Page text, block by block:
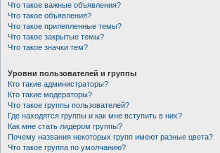
Что такое важные объявления?
Что такое объявления?
Что такое прилепленные темы?
Что такое закрытые темы?
Что такое значки тем?
Уровни пользователей и группы
Кто такие администраторы?
Кто такие модераторы?
Что такое группы пользователей?
Где находятся группы и как мне вступить в них?
Как мне стать лидером группы?
Почему названия некоторых групп имеют разные цвета?
Что такое группа по умолчанию?